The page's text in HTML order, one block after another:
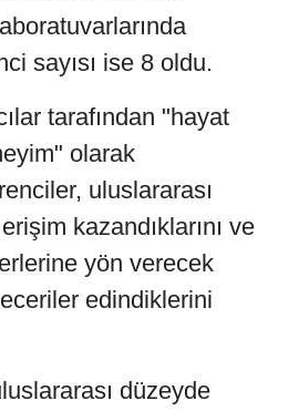
sayısı ise 8 oldu.
tarafından "hayat
olarak
uluslararası
kazandıklarını ve
yön verecek
edindiklerini
düzeyde